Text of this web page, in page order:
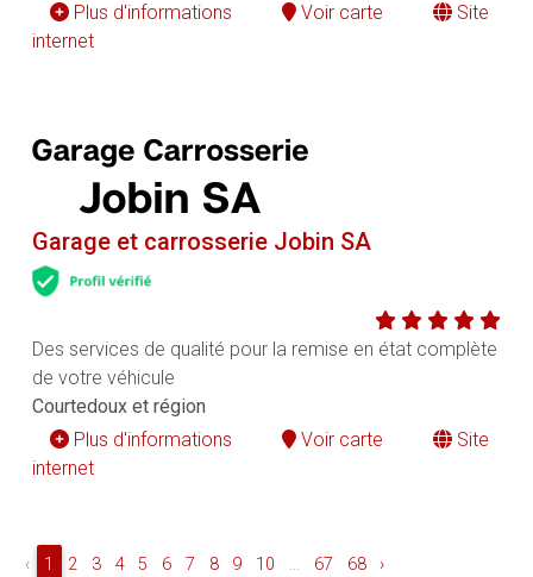
Plus d'informations
Voir carte
Site
internet
Garage et carrosserie Jobin SA
Des services de qualité pour la remise en état complète
de votre véhicule
Courtedoux et région
Plus d'informations
Voir carte
Site
internet
‹ 1 2 3 4 5 6 7 8 9 10 ... 67 68 ›